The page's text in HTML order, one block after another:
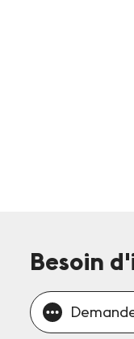
Besoin